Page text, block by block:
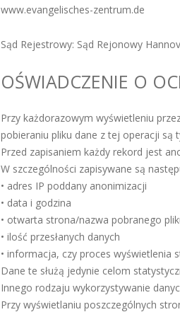
www.evangelisches-zentrum.de
Sąd Rejestrowy: Sąd Rejonowy
OŚWIADCZENIE O
Przy każdorazowym wyświetleniu
pobieraniu pliku dane z tej operacji są
Przed zapisaniem każdy rekord jest
W szczególności zapisywane są
• adres IP poddany anonimizacji
• data i godzina
• otwarta strona/nazwa pobranego
• ilość przesłanych danych
• informacja, czy proces wyświetlenia
Dane te służą jedynie celom
Innego rodzaju wykorzystywanie
Przy wyświetlaniu poszczególnych